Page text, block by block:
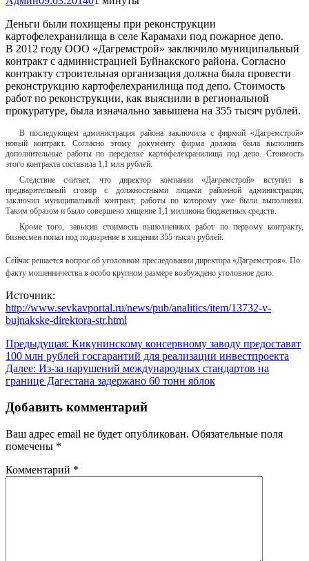
Деньги были похищены при реконструкции
картофелехранилища в селе Карамахи под пожарное депо.
В 2012 году ООО «Дагремстрой» заключило муниципальный
контракт с администрацией Буйнакского района. Согласно
контракту строительная организация должна была провести
реконструкцию картофелехранилища под депо. Стоимость
работ по реконструкции, как выяснили в региональной
прокуратуре, была изначально завышена на 355 тысяч рублей.
В последующем администрация района заключила с фирмой «Дагремстрой»
новый контракт. Согласно этому документу фирма должна была выполнить
дополнительные работы по переделке картофелехранилища под депо. Стоимость
этого контракта составила 1,1 млн рублей.
Следствие считает, что директор компании «Дагремстрой» вступил в
предварительный сговор с должностными лицами районной администрации,
заключил муниципальный контракт, работы по которому уже были выполнены.
Таким образом и было совершено хищение 1,1 миллиона бюджетных средств.
Кроме того, завысив стоимость выполненных работ по первому контракту,
бизнесмен попал под подозрение в хищении 355 тысяч рублей.
Сейчас решается вопрос об уголовном преследовании директора «Дагремстроя». По
факту мошенничества в особо крупном размере возбуждено уголовное дело.
Источник:
http://www.sevkavportal.ru/news/pub/analitics/item/13732-v-
bujnakske-direktora-str.html
Навигация
по
записям
Предыдущая: Кикунинскому консервному заводу предоставят
100 млн рублей госгарантий для реализации инвестпроекта
Далее: Из-за нарушений международных стандартов на
границе Дагестана задержано 60 тонн яблок
Добавить комментарий
Ваш адрес email не будет опубликован. Обязательные поля
помечены *
Комментарий *